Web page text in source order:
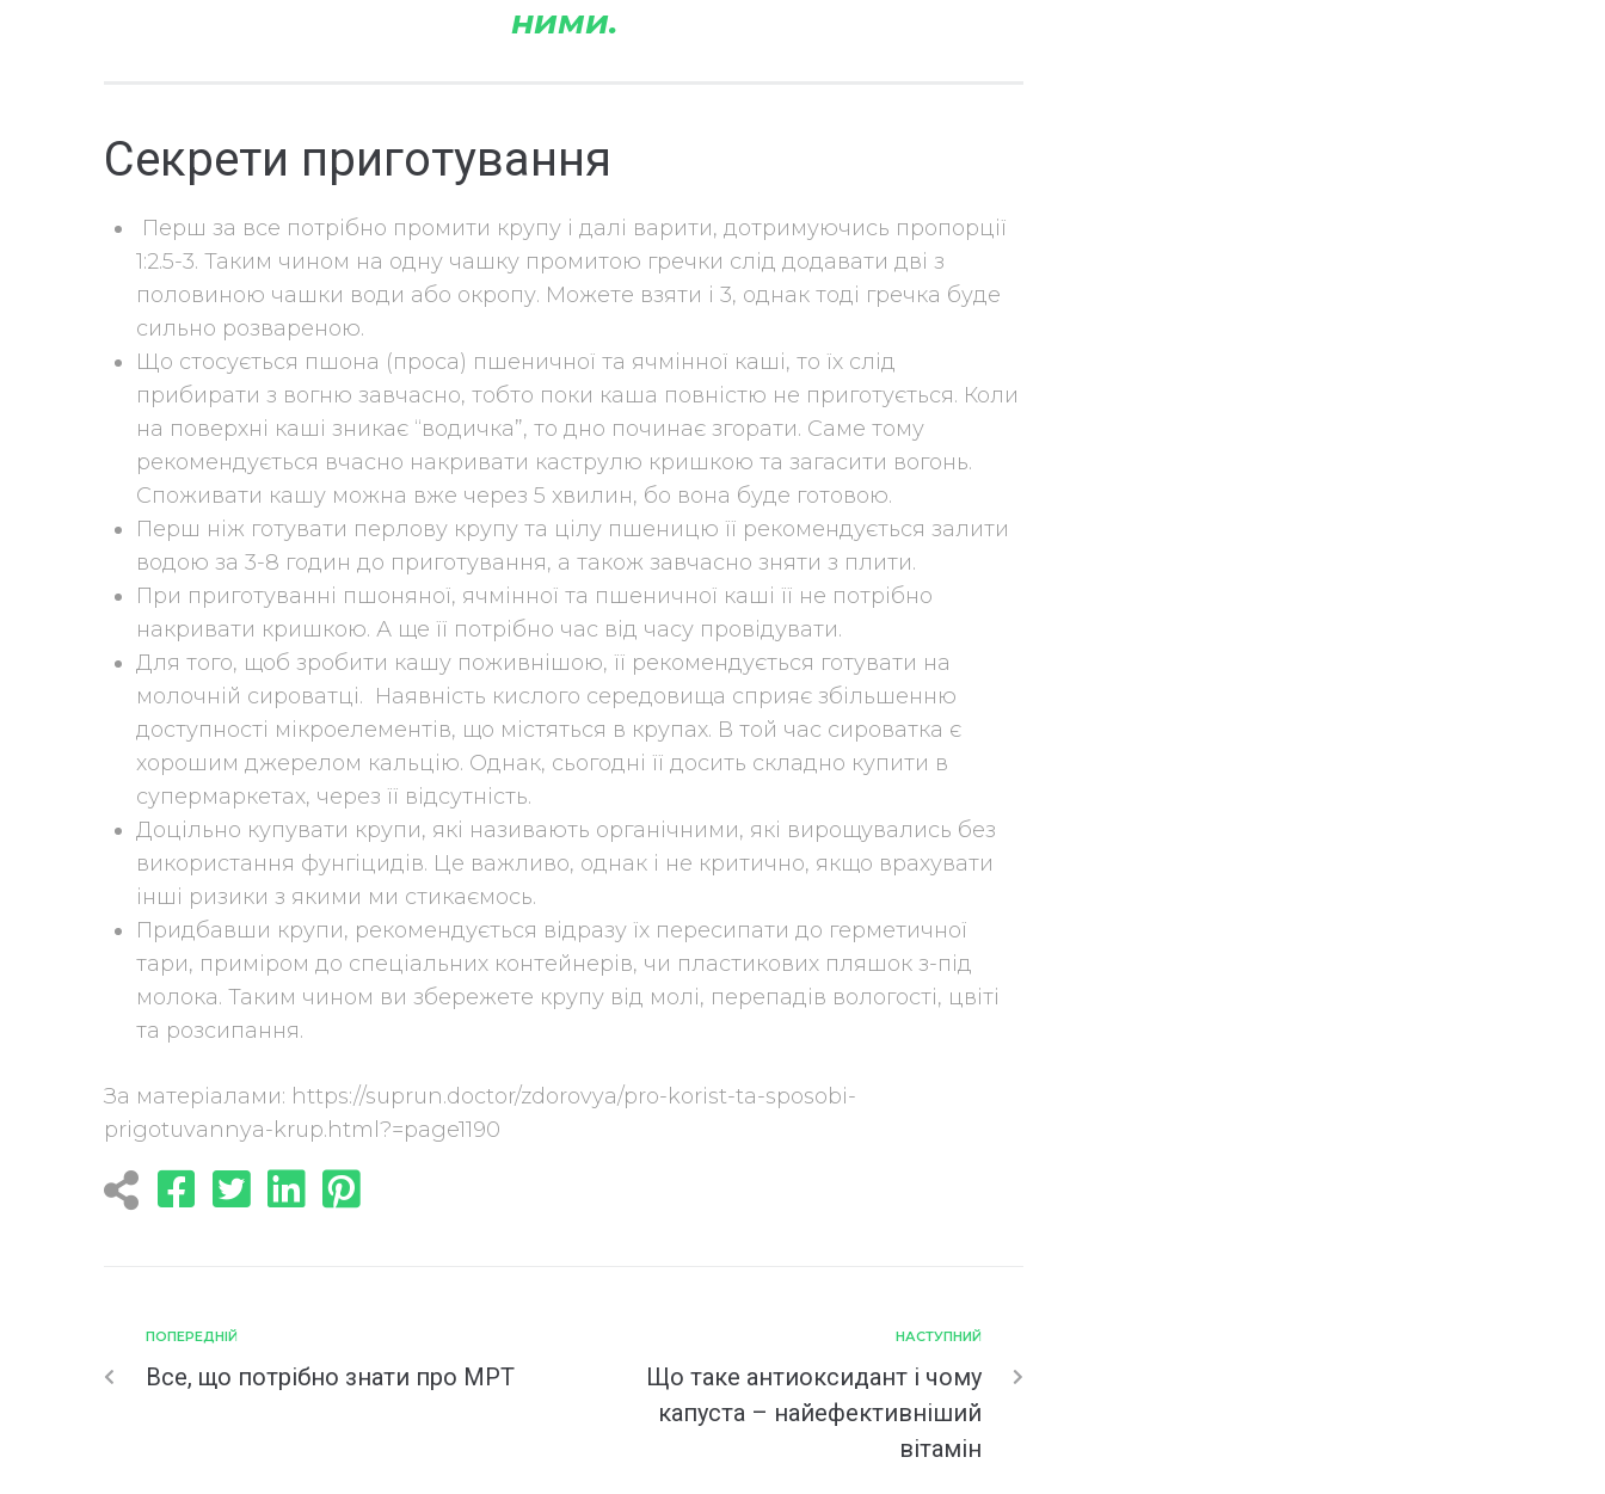
ними.
Секрети приготування
Перш за все потрібно промити крупу і далі варити, дотримуючись пропорції
1:2.5-3. Таким чином на одну чашку промитою гречки слід додавати дві з
половиною чашки води або окропу. Можете взяти і 3, однак тоді гречка буде
сильно розвареною.
Що стосується пшона (проса) пшеничної та ячмінної каші, то їх слід
прибирати з вогню завчасно, тобто поки каша повністю не приготується. Коли
на поверхні каші зникає “водичка”, то дно починає згорати. Саме тому
рекомендується вчасно накривати каструлю кришкою та загасити вогонь.
Споживати кашу можна вже через 5 хвилин, бо вона буде готовою.
Перш ніж готувати перлову крупу та цілу пшеницю її рекомендується залити
водою за 3-8 годин до приготування, а також завчасно зняти з плити.
При приготуванні пшоняної, ячмінної та пшеничної каші її не потрібно
накривати кришкою. А ще її потрібно час від часу провідувати.
Для того, щоб зробити кашу поживнішою, її рекомендується готувати на
молочній сироватці. Наявність кислого середовища сприяє збільшенню
доступності мікроелементів, що містяться в крупах. В той час сироватка є
хорошим джерелом кальцію. Однак, сьогодні її досить складно купити в
супермаркетах, через її відсутність.
Доцільно купувати крупи, які називають органічними, які вирощувались без
використання фунгіцидів. Це важливо, однак і не критично, якщо врахувати
інші ризики з якими ми стикаємось.
Придбавши крупи, рекомендується відразу їх пересипати до герметичної
тари, приміром до спеціальних контейнерів, чи пластикових пляшок з-під
молока. Таким чином ви збережете крупу від молі, перепадів вологості, цвіті
та розсипання.
За матеріалами: https://suprun.doctor/zdorovya/pro-korist-ta-sposobi-
prigotuvannya-krup.html?=page1190
ПОПЕРЕДНІЙ
Все, що потрібно знати про МРТ
НАСТУПНИЙ
Що таке антиоксидант і чому
капуста – найефективніший
вітамін